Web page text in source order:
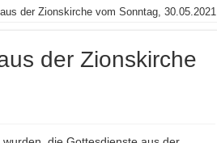
der Zionskirche vom Sonntag, 30.05.2021
der Zionskirche